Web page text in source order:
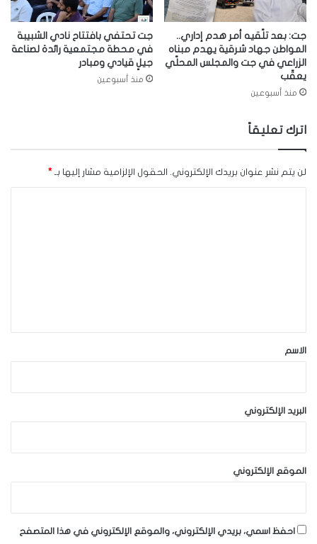
جت: بعد تلّقيه أمر هدم إداري..
المواطن جهاد شرقية يهدم مبناه
الزراعي في جت والمجلس المحلّي
يعقّب
منذ أسبوعين
جت تحتفي بافتتاح نادي الشبيبة
في محطة مجتمعية رائدة لصناعة
جيلٍ قيادي ومبادر
منذ أسبوعين
اترك تعليقاً
لن يتم نشر عنوان بريدك الإلكتروني. الحقول الإلزامية مشار إليها بـ *
*الاسم
البريد الإلكتروني
الموقع الإلكتروني
احفظ اسمي، بريدي الإلكتروني، والموقع الإلكتروني في هذا المتصفح